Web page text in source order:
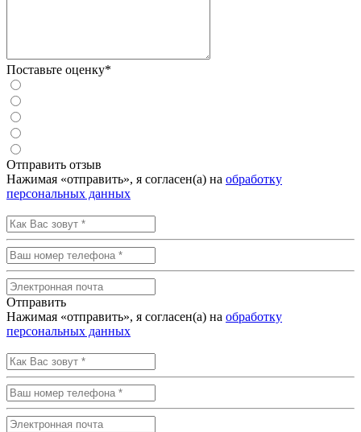
Поставьте оценку*
Отправить отзыв
Нажимая «отправить», я согласен(а) на обработку
персональных данных
Отправить
Нажимая «отправить», я согласен(а) на обработку
персональных данных